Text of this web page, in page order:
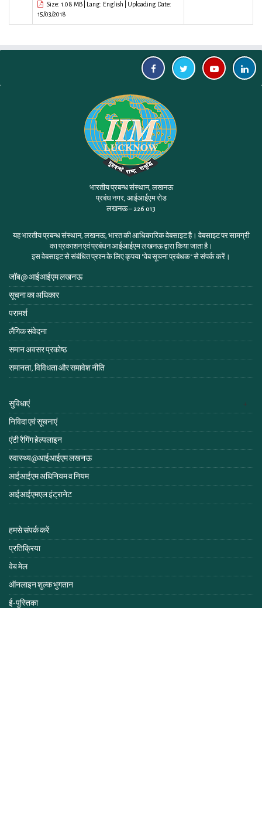
Size: 1.08 MB | Lang: English | Uploading Date:
15/03/2018
भारतीय प्रबन्ध संस्थान, लखनऊ
प्रबंध नगर, आईआईएम रोड
लखनऊ – 226 013
यह भारतीय प्रबन्ध संस्थान, लखनऊ, भारत की आधिकारिक वेबसाइट है। वेबसाइट पर सामग्री
का प्रकाशन एवं प्रबंधन आईआईएम लखनऊ द्वारा किया जाता है।
इस वेबसाइट से संबंधित प्रश्न के लिए कृपया "वेब सूचना प्रबंधक"से संपर्क करें।
जॉब@ आईआईएम लखनऊ
सूचना का अधिकार
परामर्श
लैंगिक संवेदना
समान अवसर प्रकोष्ठ
समानता, विविधता और समावेश नीति
सुविधाएं
निविदा एवं सूचनाएं
एंटी रैगिंग हेल्पलाइन
स्वास्थ्य@आईआईएम लखनऊ
आईआईएम अधिनियम व नियम
आईआईएमएल इंट्रानेट
हमसे संपर्क करें
प्रतिक्रिया
वेब मेल
ऑनलाइन शुल्क भुगतान
ई-पुस्तिका